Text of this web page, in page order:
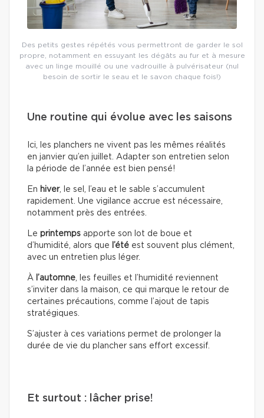
Des petits gestes répétés vous permettront de garder le sol
propre, notamment en essuyant les dégâts au fur et à mesure
avec un linge mouillé ou une vadrouille à pulvérisateur (nul
besoin de sortir le seau et le savon chaque fois!)
Une routine qui évolue avec les saisons
Ici, les planchers ne vivent pas les mêmes réalités
en janvier qu’en juillet. Adapter son entretien selon
la période de l’année est bien pensé!
En hiver, le sel, l’eau et le sable s’accumulent
rapidement. Une vigilance accrue est nécessaire,
notamment près des entrées.
Le printemps apporte son lot de boue et
d’humidité, alors que l’été est souvent plus clément,
avec un entretien plus léger.
À l’automne , les feuilles et l’humidité reviennent
s’inviter dans la maison, ce qui marque le retour de
certaines précautions, comme l’ajout de tapis
stratégiques.
S’ajuster à ces variations permet de prolonger la
durée de vie du plancher sans effort excessif.
Et surtout : lâcher prise!